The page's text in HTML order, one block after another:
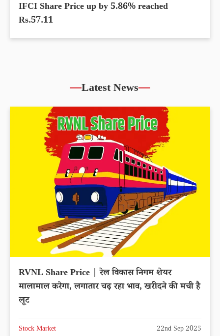
IFCI Share Price up by 5.86% reached
Rs.57.11
Latest News
RVNL Share Price | रेल विकास निगम शेयर
मालामाल करेगा, लगातार चढ़ रहा भाव, खरीदने की मची है
लूट
Stock Market 22nd Sep 2025